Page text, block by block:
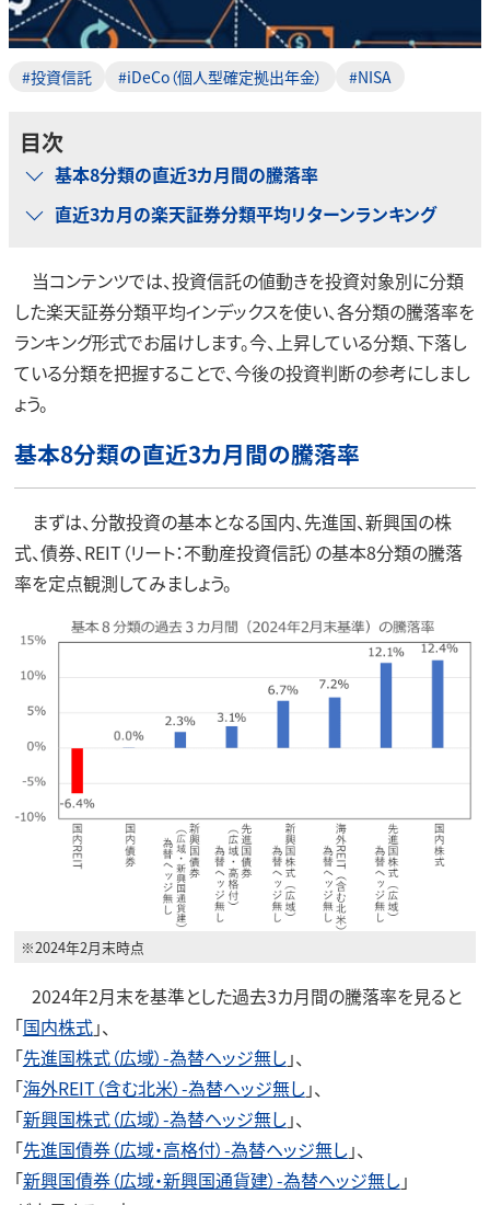
#投資信託 #iDeCo（個人型確定拠出年金） #NISA
目次
基本8分類の直近3カ月間の騰落率
直近3カ月の楽天証券分類平均リターンランキング
当コンテンツでは、投資信託の値動きを投資対象別に分類
した楽天証券分類平均インデックスを使い、各分類の騰落率を
ランキング形式でお届けします。今、上昇している分類、下落し
ている分類を把握することで、今後の投資判断の参考にしまし
ょう。
基本8分類の直近3カ月間の騰落率
まずは、分散投資の基本となる国内、先進国、新興国の株
式、債券、REIT（リート：不動産投資信託）の基本8分類の騰落
率を定点観測してみましょう。
※2024年2月末時点
2024年2月末を基準とした過去3カ月間の騰落率を見ると
「国内株式」、
「先進国株式（広域）-為替ヘッジ無し」、
「海外REIT（含む北米）-為替ヘッジ無し」、
「新興国株式（広域）-為替ヘッジ無し」、
「先進国債券（広域・高格付）-為替ヘッジ無し」、
「新興国債券（広域・新興国通貨建）-為替ヘッジ無し」